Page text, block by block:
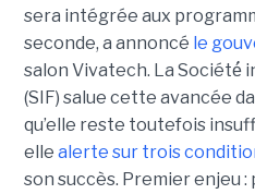
sera intégrée aux
seconde, a annoncé le
salon Vivatech. La Société́
(SIF) salue cette avancée
qu’elle reste toutefois
elle alerte sur trois
son succès. Premier enjeu :